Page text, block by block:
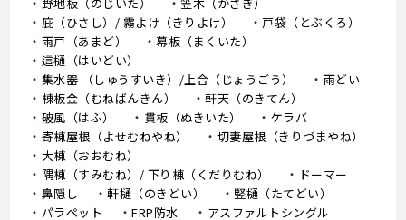
庇（ひさし）/ 霧よけ（きりよけ）
戸袋（とぶくろ）
雨戸（あまど）
幕板（まくいた）
這樋（はいどい）
集水器 （しゅうすいき）/上合（じょうごう）
雨どい
棟板金（むねばんきん）
軒天（のきてん）
破風（はふ）
貫板（ぬきいた）
ケラバ
寄棟屋根（よせむねやね）
切妻屋根（きりづまやね）
大棟（おおむね）
隅棟（すみむね）/ 下り棟（くだりむね）
ドーマー
鼻隠し
軒樋（のきどい）
竪樋（たてどい）
パラペット
FRP防水 アスファルトシングル